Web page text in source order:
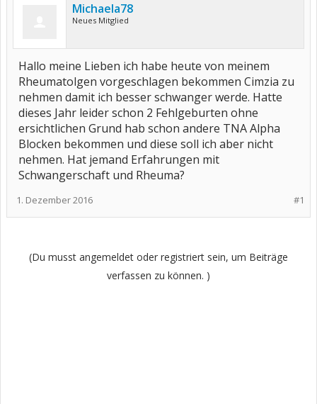
Michaela78
Neues Mitglied
Hallo meine Lieben ich habe heute von meinem
Rheumatolgen vorgeschlagen bekommen Cimzia zu
nehmen damit ich besser schwanger werde. Hatte
dieses Jahr leider schon 2 Fehlgeburten ohne
ersichtlichen Grund hab schon andere TNA Alpha
Blocken bekommen und diese soll ich aber nicht
nehmen. Hat jemand Erfahrungen mit
Schwangerschaft und Rheuma?
#1
1. Dezember 2016
(Du musst angemeldet oder registriert sein, um Beiträge
verfassen zu können. )